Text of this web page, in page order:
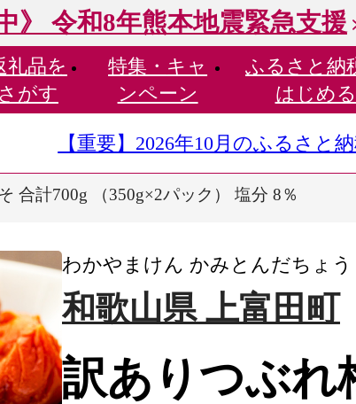
》 令和8年熊本地震緊急支援
礼品を
さがす
特集・ キャ
ンペーン
ふるさと納
はじめる
【重要】2026年10月のふるさと
合計700g （350g×2パック） 塩分 8％
わかやまけん かみとんだちょう
和歌山県 上富田町
訳ありつぶれ